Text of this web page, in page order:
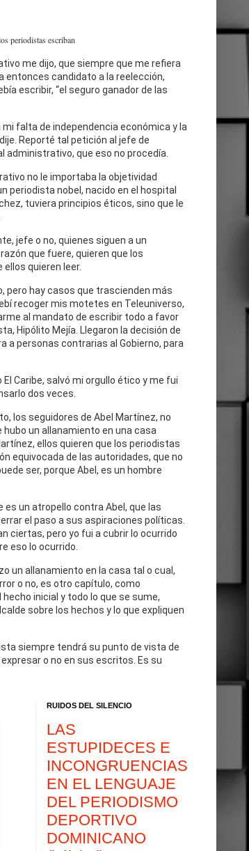
periodistas escriban
me dijo, que siempre que me refiera
entonces candidato a la reelección,
escribir, “el seguro ganador de las
falta de independencia económica y la
Reporté tal petición al jefe de
administrativo, que eso no procedía.
no le importaba la objetividad
periodista nobel, nacido en el hospital
tuviera principios éticos, sino que le
jefe o no, quienes siguen a un
que fuere, quieren que los
quieren leer.
pero hay casos que trascienden más
recoger mis motetes en Teleuniverso,
al mandato de escribir todo a favor
Hipólito Mejía. Llegaron la decisión de
a personas contrarias al Gobierno, para
Caribe, salvó mi orgullo ético y me fui
dos veces.
los seguidores de Abel Martínez, no
un allanamiento en una casa
ellos quieren que los periodistas
equivocada de las autoridades, que no
ser, porque Abel, es un hombre
es un atropello contra Abel, que las
el paso a sus aspiraciones políticas.
ciertas, pero yo fui a cubrir lo ocurrido
eso lo ocurrido.
un allanamiento en la casa tal o cual,
o no, es otro capítulo, como
inicial y todo lo que se sume,
sobre los hechos y lo que expliquen
siempre tendrá su punto de vista de
o no en sus escritos. Es su
RUIDOS DEL SILENCIO
LAS
ESTUPIDECES E
INCONGRUENCIAS
EN EL LENGUAJE
DEL PERIODISMO
DEPORTIVO
DOMINICANO